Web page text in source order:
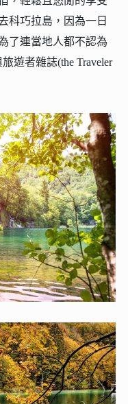
科巧拉島，因為一日
了連當地人都不認為
遊者雜誌(the Traveler